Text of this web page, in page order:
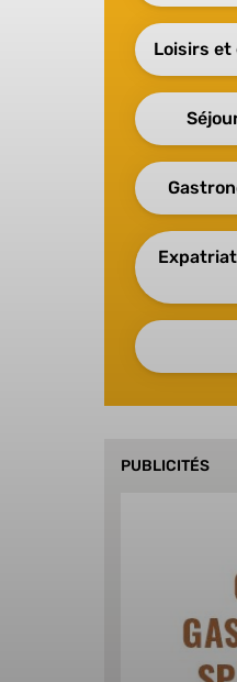
Loisirs et
PUBLICITÉS